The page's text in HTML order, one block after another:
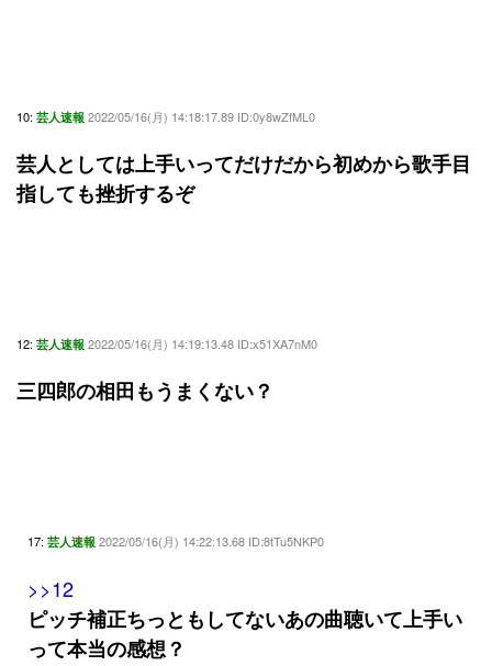
10: 芸人速報 2022/05/16(月) 14:18:17.89 ID:0y8wZfML0
芸人としては上手いってだけだから初めから歌手目
指しても挫折するぞ
12: 芸人速報 2022/05/16(月) 14:19:13.48 ID:x51XA7nM0
三四郎の相田もうまくない？
17: 芸人速報 2022/05/16(月) 14:22:13.68 ID:8tTu5NKP0
>>12
ピッチ補正ちっともしてないあの曲聴いて上手い
って本当の感想？